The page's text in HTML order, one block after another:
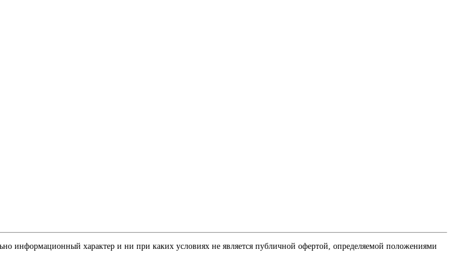
информационный характер и ни при каких условиях не является публичной офертой, определяемой положениями